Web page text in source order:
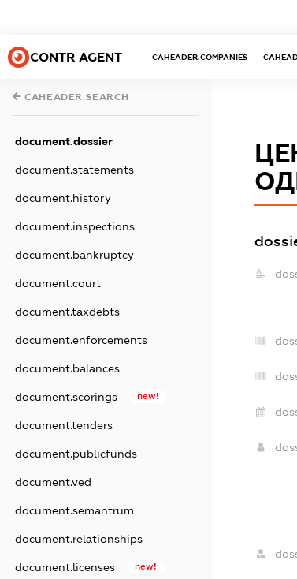
CONTR AGENT CAHEADER.COMPANIES
CAHEADER.SEARCH
document.dossier
document.statements
document.history
document.inspections
document.bankruptcy
document.court
document.taxdebts
document.enforcements
document.balances
document.scorings new!
document.tenders
document.publicfunds
document.ved
document.semantrum
document.relationships
document.licenses new!